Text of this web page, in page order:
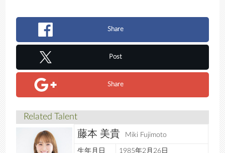
Share
Post
Share
Related Talent
藤本 美貴 Miki Fujimoto
生年月日 1985年2月26日